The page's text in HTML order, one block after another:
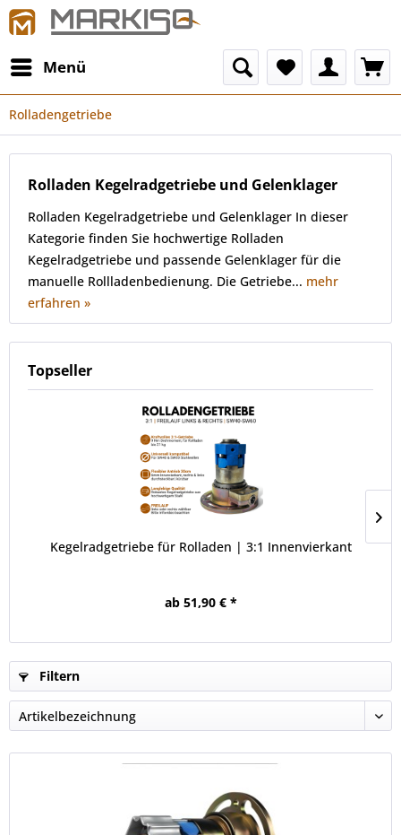
Menü
Rolladengetriebe
Rolladen Kegelradgetriebe und Gelenklager
Rolladen Kegelradgetriebe und Gelenklager In dieser
Kategorie finden Sie hochwertige Rolladen
Kegelradgetriebe und passende Gelenklager für die
manuelle Rollladenbedienung. Die Getriebe... mehr
erfahren »
Topseller
Kegelradgetriebe für Rolladen | 3:1 Innenvierkant
ab 51,90 € *
Filtern